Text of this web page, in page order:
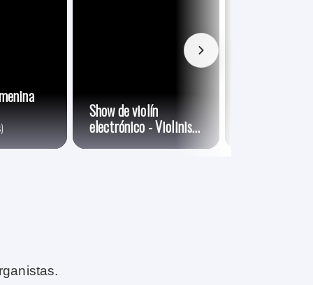
Show de violín
electrónico - Violinista
electrónico